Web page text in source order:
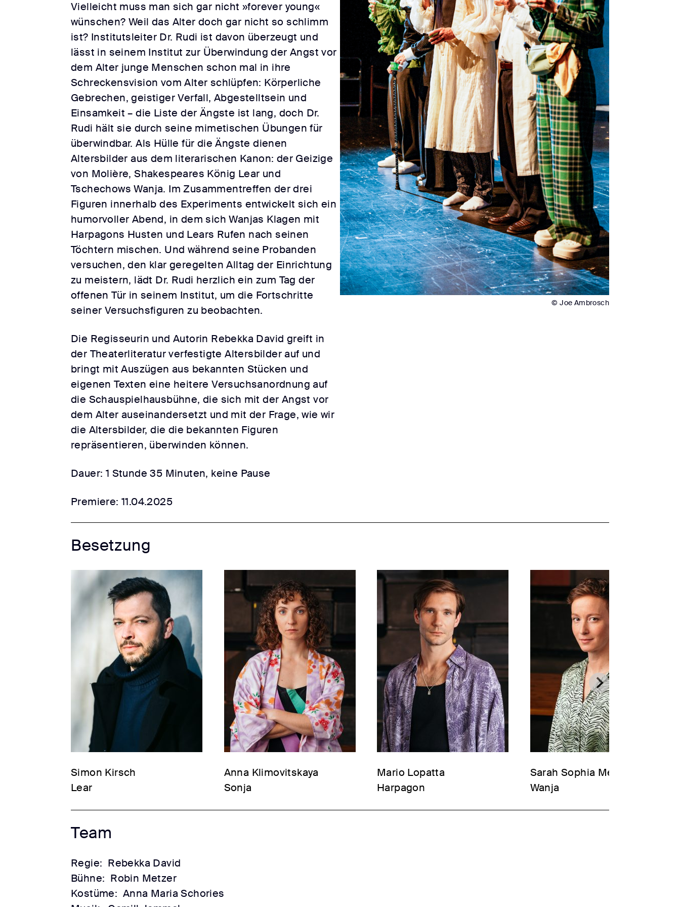
Vielleicht muss man sich gar nicht »forever young«
wünschen? Weil das Alter doch gar nicht so schlimm
ist? Institutsleiter Dr. Rudi ist davon überzeugt und
lässt in seinem Institut zur Überwindung der Angst vor
dem Alter junge Menschen schon mal in ihre
Schreckensvision vom Alter schlüpfen: Körperliche
Gebrechen, geistiger Verfall, Abgestelltsein und
Einsamkeit – die Liste der Ängste ist lang, doch Dr.
Rudi hält sie durch seine mimetischen Übungen für
überwindbar. Als Hülle für die Ängste dienen
Altersbilder aus dem literarischen Kanon: der Geizige
von Molière, Shakespeares König Lear und
Tschechows Wanja. Im Zusammentreffen der drei
Figuren innerhalb des Experiments entwickelt sich ein
humorvoller Abend, in dem sich Wanjas Klagen mit
Harpagons Husten und Lears Rufen nach seinen
Töchtern mischen. Und während seine Probanden
versuchen, den klar geregelten Alltag der Einrichtung
zu meistern, lädt Dr. Rudi herzlich ein zum Tag der
offenen Tür in seinem Institut, um die Fortschritte
seiner Versuchsfiguren zu beobachten.
Die Regisseurin und Autorin Rebekka David greift in
der Theaterliteratur verfestigte Altersbilder auf und
bringt mit Auszügen aus bekannten Stücken und
eigenen Texten eine heitere Versuchsanordnung auf
die Schauspielhausbühne, die sich mit der Angst vor
dem Alter auseinandersetzt und mit der Frage, wie wir
die Altersbilder, die die bekannten Figuren
repräsentieren, überwinden können.
Dauer: 1 Stunde 35 Minuten, keine Pause
Premiere: 11.04.2025
© Joe Ambrosch
Besetzung
Simon Kirsch
Lear
Anna Klimovitskaya
Sonja
Mario Lopatta
Harpagon
Sarah Sophia Meyer
Wanja
Team
Regie: Rebekka David
Bühne: Robin Metzer
Kostüme: Anna Maria Schories